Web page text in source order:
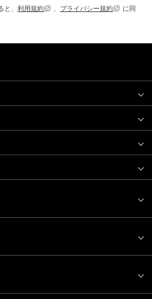
、 利用規約 、 プライバシー規約
に同